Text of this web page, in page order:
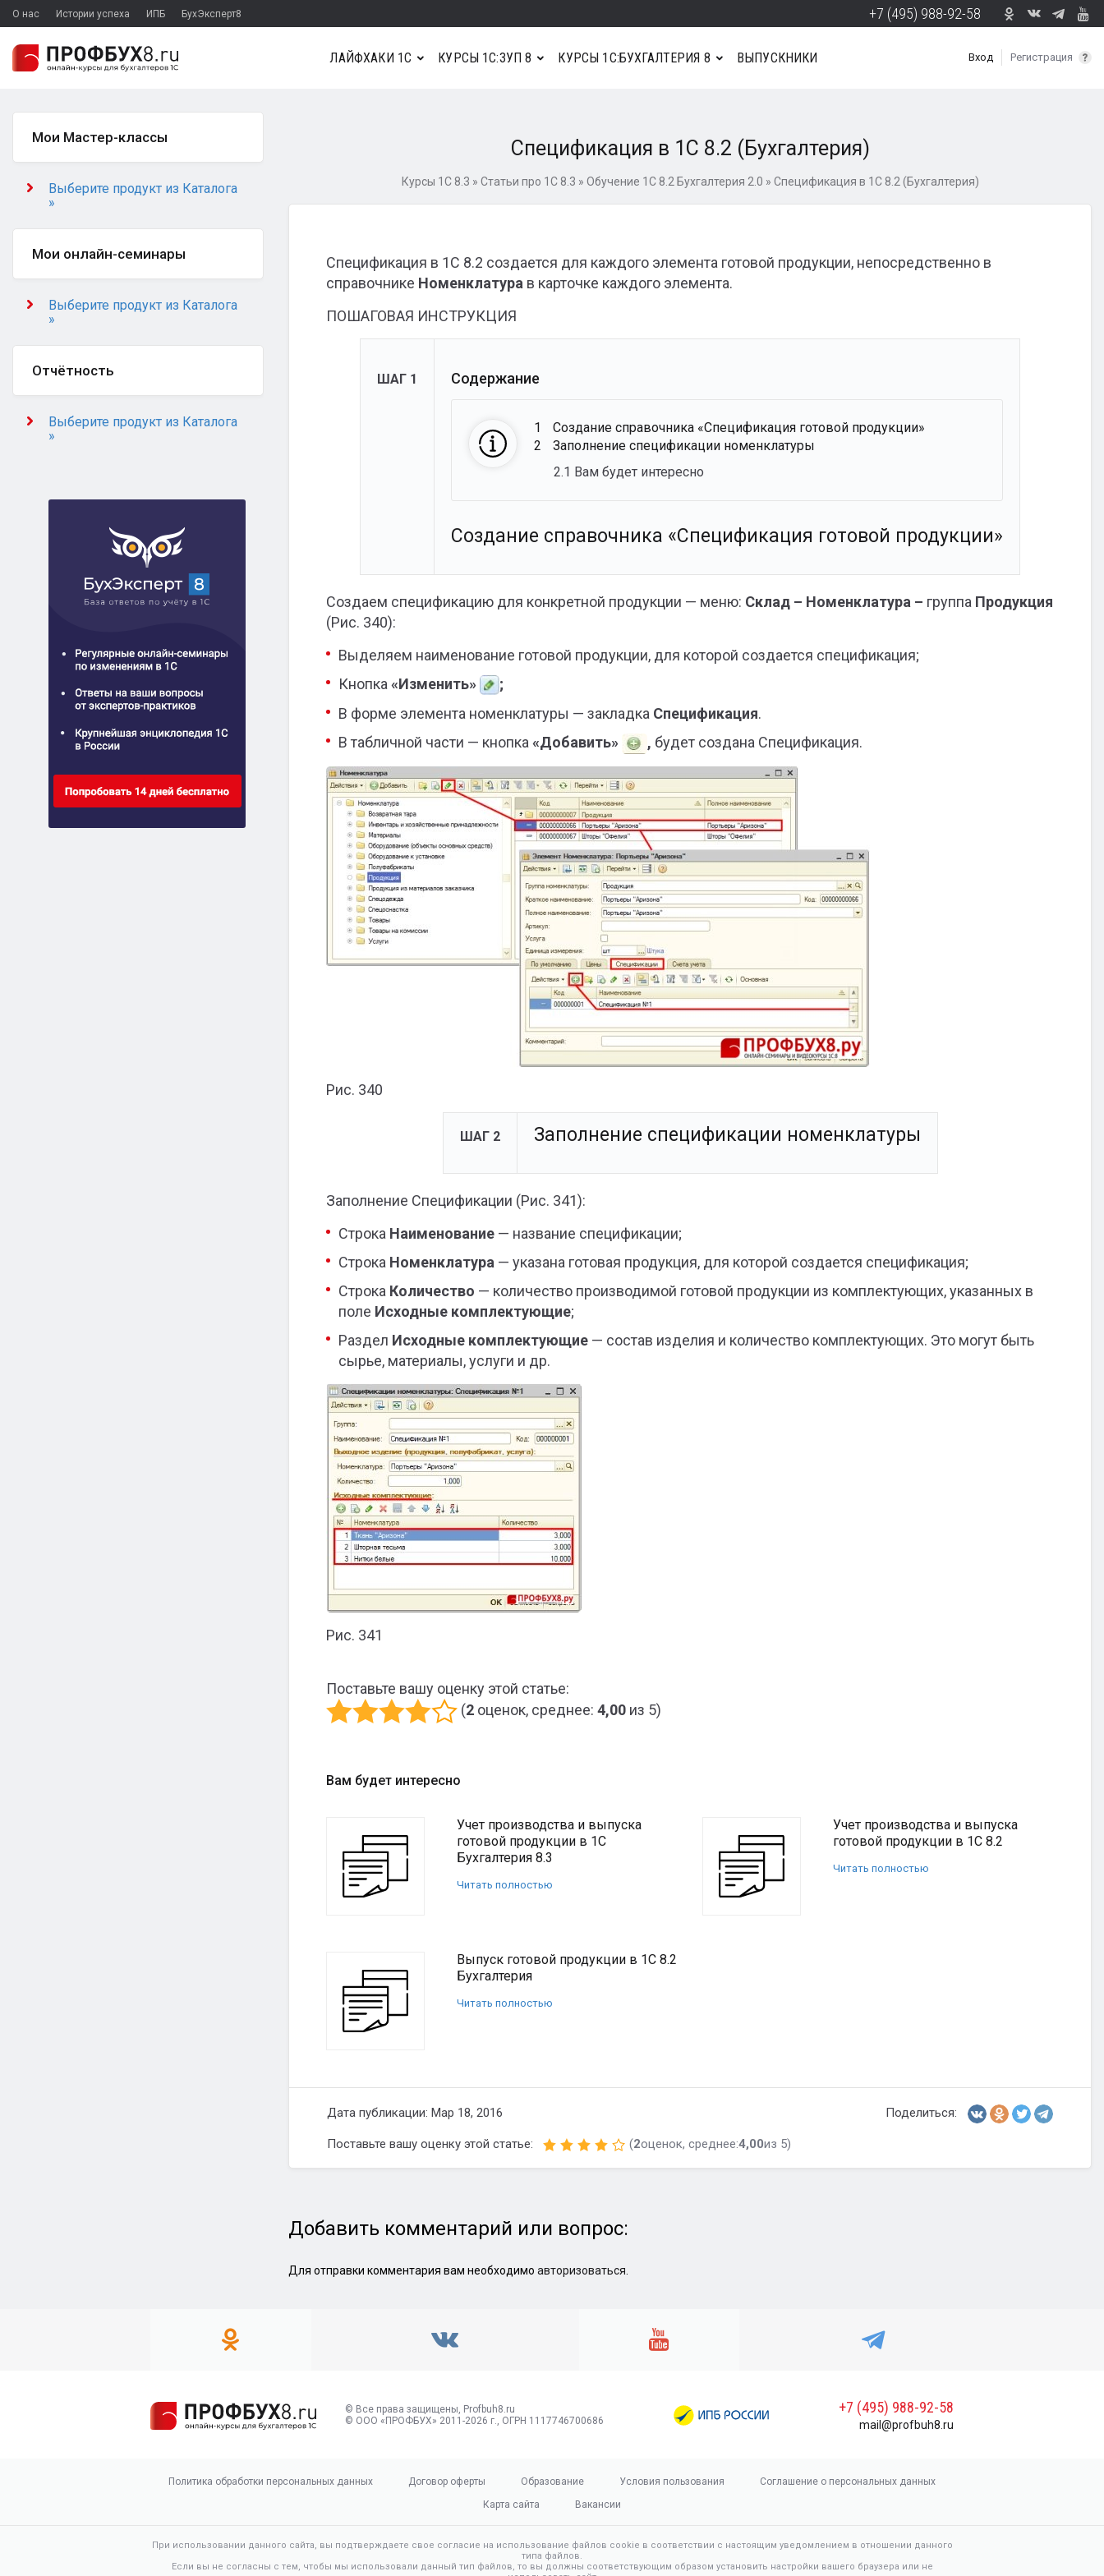
О нас Истории успеха ИПБ БухЭксперт8 +7 (495) 988-92-58
Вход Регистрация
ЛАЙФХАКИ 1С КУРСЫ 1С:ЗУП 8 КУРСЫ 1С:БУХГАЛТЕРИЯ 8 ВЫПУСКНИКИ
Спецификация в 1С 8.2 (Бухгалтерия)
Курсы 1С 8.3 » Статьи про 1С 8.3 » Обучение 1С 8.2 Бухгалтерия 2.0 » Спецификация в 1С 8.2 (Бухгалтерия)
Спецификация в 1С 8.2 создается для каждого элемента готовой продукции, непосредственно в
справочнике Номенклатура в карточке каждого элемента.
ПОШАГОВАЯ ИНСТРУКЦИЯ
ШАГ 1 Содержание
1
Создание справочника «Спецификация готовой продукции»
2
Заполнение спецификации номенклатуры
2.1 Вам будет интересно
Создание справочника «Спецификация готовой продукции»
Создаем спецификацию для конкретной продукции — меню: Склад – Номенклатура – группа Продукция
(Рис. 340):
Выделяем наименование готовой продукции, для которой создается спецификация;
Кнопка «Изменить»
;
В форме элемента номенклатуры — закладка Спецификация.
В табличной части — кнопка«Добавить» , будет создана Спецификация.
Рис. 340
ШАГ 2 Заполнение спецификации номенклатуры
Заполнение Спецификации (Рис. 341):
Строка Наименование — название спецификации;
Строка Номенклатура — указана готовая продукция, для которой создается спецификация;
Строка Количество — количество производимой готовой продукции из комплектующих, указанных в
поле Исходные комплектующие;
Раздел Исходные комплектующие — состав изделия и количество комплектующих. Это могут быть
сырье, материалы, услуги и др.
Рис. 341
Поставьте вашу оценку этой статье:
(2 оценок, среднее: 4,00 из 5)
Вам будет интересно
Учет производства и выпуска
готовой продукции в 1С
Бухгалтерия 8.3
Читать полностью
Учет производства и выпуска
готовой продукции в 1С 8.2
Читать полностью
Выпуск готовой продукции в 1С 8.2
Бухгалтерия
Читать полностью
Дата публикации: Мар 18, 2016 Поделиться:
Поставьте вашу оценку этой статье: (2оценок, среднее:4,00из 5)
Добавить комментарий или вопрос:
Для отправки комментария вам необходимо авторизоваться.
Мои Мастер-классы
Выберите продукт из Каталога
»
Мои онлайн-семинары
Выберите продукт из Каталога
»
Отчётность
Выберите продукт из Каталога
»
© Все права защищены, Profbuh8.ru
© ООО «ПРОФБУХ» 2011-2026 г., ОГРН 1117746700686
+7 (495) 988-92-58
mail@profbuh8.ru
Политика обработки персональных данных Договор оферты Образование Условия пользования
Соглашение о персональных данных
Карта сайта
Вакансии
При использовании данного сайта, вы подтверждаете свое согласие на использование файлов cookie в соответствии с настоящим уведомлением в отношении данного
типа файлов.
Если вы не согласны с тем, чтобы мы использовали данный тип файлов, то вы должны соответствующим образом установить настройки вашего браузера или не